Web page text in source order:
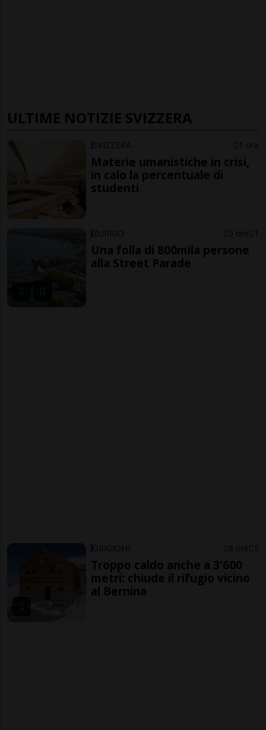
ULTIME NOTIZIE SVIZZERA
SVIZZERA 1 ora
Materie umanistiche in crisi,
in calo la percentuale di
studenti
ZURIGO 3 ore 1
Una folla di 800mila persone
alla Street Parade
GRIGIONI 8 ore 5
Troppo caldo anche a 3'600
metri: chiude il rifugio vicino
al Bernina